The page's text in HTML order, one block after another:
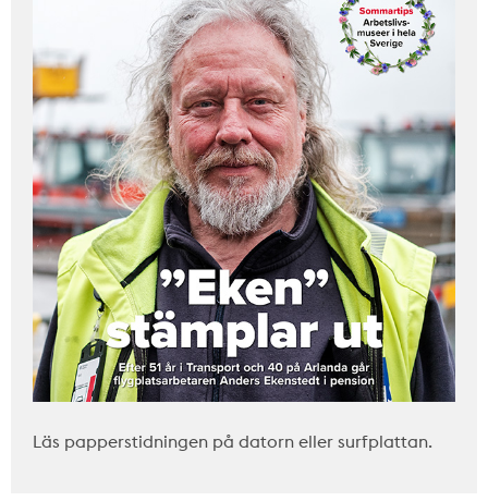
Läs papperstidningen på datorn eller surfplattan.